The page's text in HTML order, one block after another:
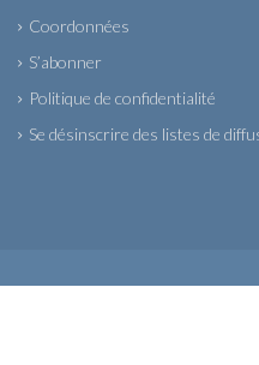
Coordonnées
S’abonner
Politique de confidentialité
Se désinscrire des listes de